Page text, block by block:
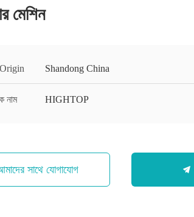
মেশিন
Shandong China
নাম HIGHTOP
সাথে যোগাযোগ